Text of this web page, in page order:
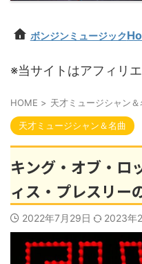
ボンジンミュージック
※当サイトはアフィリ
HOME > 天才ミュージシャン＆
天才ミュージシャン＆名曲
キング・オブ・ロ
ィス・プレスリー
2022年7月29日 2023年